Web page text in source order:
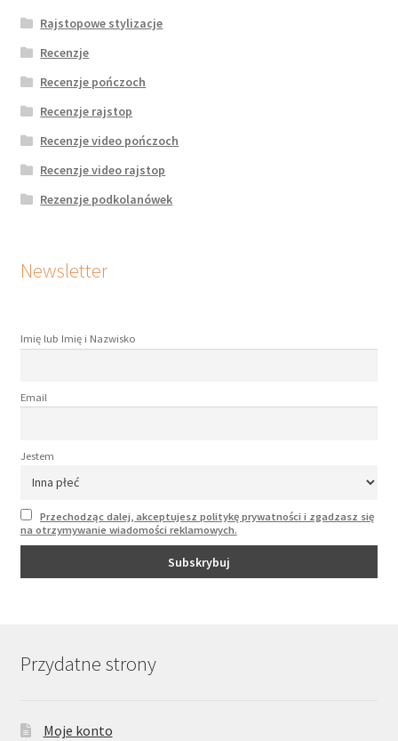
Rajstopowe stylizacje
Recenzje
Recenzje pończoch
Recenzje rajstop
Recenzje video pończoch
Recenzje video rajstop
Rezenzje podkolanówek
Newsletter
Imię lub Imię i Nazwisko
Email
Jestem
Przechodząc dalej, akceptujesz politykę prywatności i zgadzasz się
na otrzymywanie wiadomości reklamowych.
Przydatne strony
Moje konto